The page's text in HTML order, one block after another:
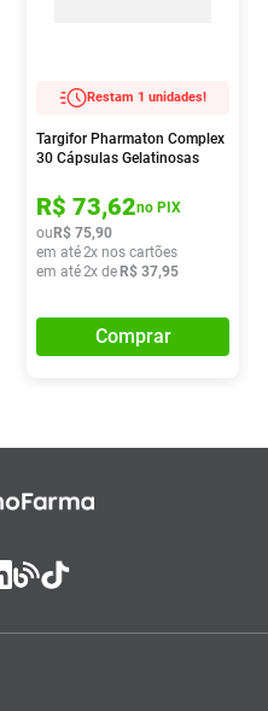
Restam 1 unidades!
Targifor Pharmaton Complex
30 Cápsulas Gelatinosas
R$ 73,62no PIX
ou R$ 75,90
em até2x nos cartões
em até2x de R$ 37,95
Comprar